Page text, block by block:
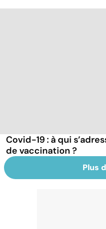
Covid-19 : à qui
de vaccination ?
Plus